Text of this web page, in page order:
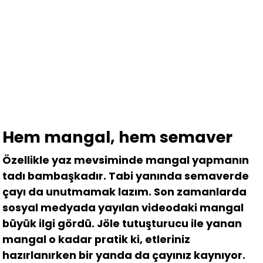
Hem mangal, hem semaver
Özellikle yaz mevsiminde mangal yapmanın
tadı bambaşkadır. Tabi yanında semaverde
çayı da unutmamak lazım. Son zamanlarda
sosyal medyada yayılan videodaki mangal
büyük ilgi gördü. Jöle tutuşturucu ile yanan
mangal o kadar pratik ki, etleriniz
hazırlanırken bir yanda da çayınız kaynıyor.